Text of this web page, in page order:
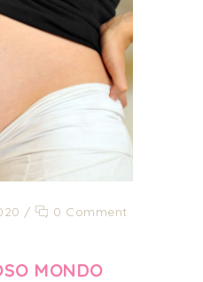
/
0 Comment
MONDO